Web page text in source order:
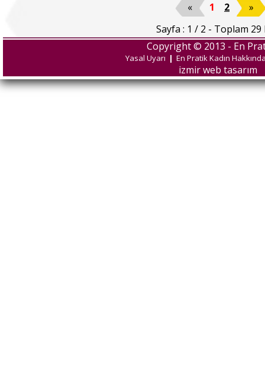
« 1 2
»
Sayfa : 1 / 2 - Toplam 29
Copyright © 2013 - En
Yasal Uyarı | En Pratik Kadın
izmir web tasarım